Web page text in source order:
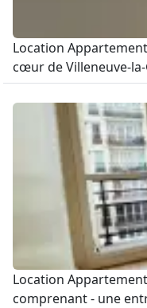
Location
cœur de Villeneuve-
Location
comprenant - une